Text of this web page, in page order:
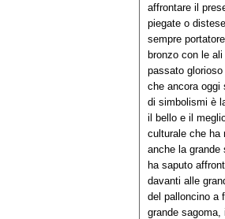
affrontare il
piegate o
sempre
bronzo con le
passato
che ancora oggi
di simbolismi è
il bello e il
culturale che ha
anche la
ha saputo
davanti alle
del palloncino a
grande